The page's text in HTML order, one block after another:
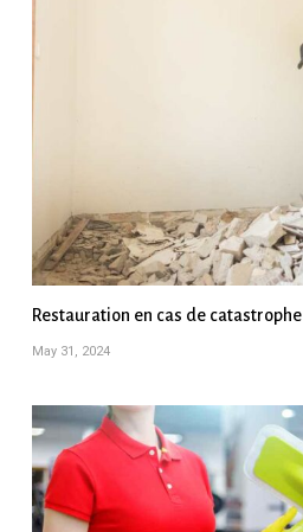
Restauration en cas de catastrophe
May 31, 2024